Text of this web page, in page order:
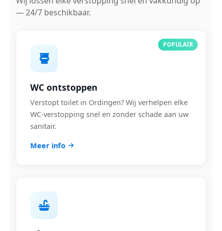
— 24/7 beschikbaar.
POPULAIR
WC ontstoppen
Verstopt toilet in Ordingen? Wij verhelpen elke
WC-verstopping snel en zonder schade aan uw
sanitair.
Meer info